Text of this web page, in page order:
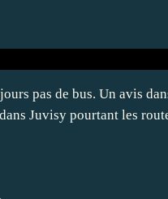
pas de bus. Un avis
Juvisy pourtant les